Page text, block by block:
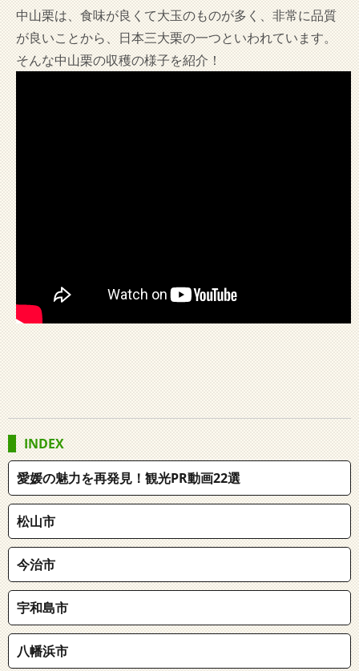
中山栗は、食味が良くて大玉のものが多く、非常に品質
が良いことから、日本三大栗の一つといわれています。
そんな中山栗の収穫の様子を紹介！
INDEX
愛媛の魅力を再発見！観光PR動画22選
松山市
今治市
宇和島市
八幡浜市